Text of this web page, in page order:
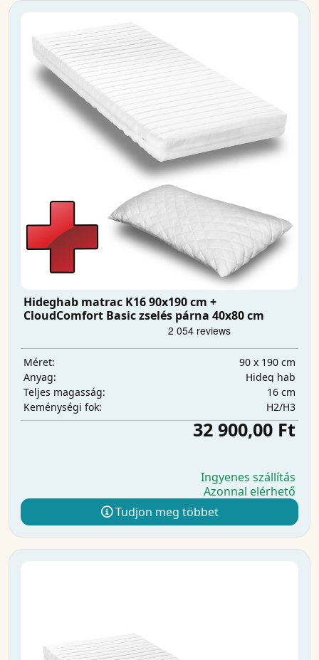
Hideghab matrac K16 90x190 cm +
CloudComfort Basic zselés párna 40x80 cm
Méret:
90 x 190 cm
Anyag:
Hideg hab
Teljes magasság:
16 cm
Keménységi fok:
H2/H3
32 900,00 Ft
Ingyenes szállítás
Azonnal elérhető
Tudjon meg többet